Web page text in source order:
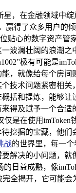
，在金融领域中
得了众多用户的
贴心的数字资产
澜壮阔的浪潮之
极有可能是
就像给每个房
技术问题紧密相
和提炼，能够
得及赋予一个合
是在使用
挖掘的宝藏，他
战的世界里，每一
解决的小问题，
日益成熟，像
全揭开，它可能